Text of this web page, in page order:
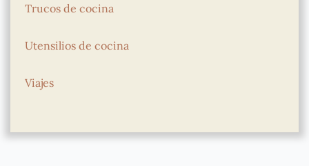
Trucos de cocina
Utensilios de cocina
Viajes